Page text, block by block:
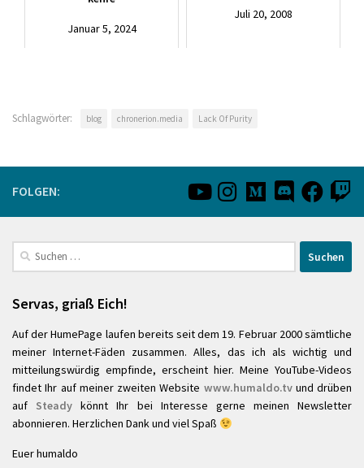
Januar 5, 2024
Juli 20, 2008
Schlagwörter: blog chronerion.media Lack Of Purity
FOLGEN:
Suchen
nach:
Servas, griaß Eich!
Auf der HumePage laufen bereits seit dem 19. Februar 2000 sämtliche
meiner Internet-Fäden zusammen. Alles, das ich als wichtig und
mitteilungswürdig empfinde, erscheint hier. Meine YouTube-Videos
findet Ihr auf meiner zweiten Website www.humaldo.tvund drüben
auf Steady könnt Ihr bei Interesse gerne meinen Newsletter
abonnieren. Herzlichen Dank und viel Spaß
Euer humaldo